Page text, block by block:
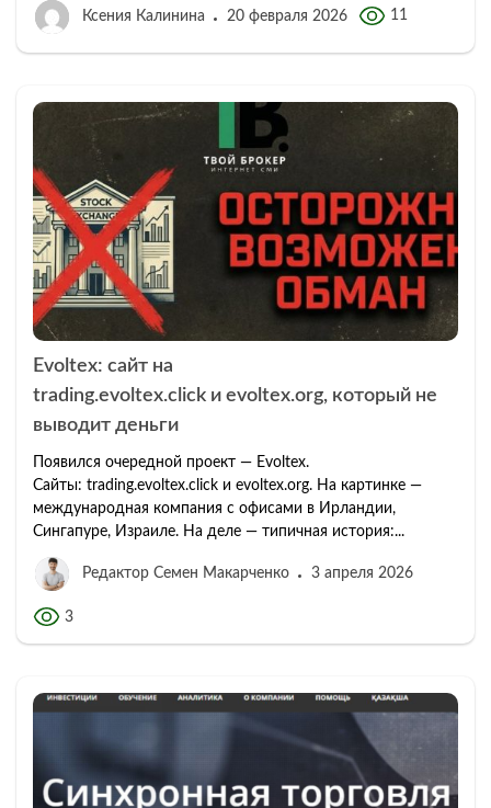
Ксения Калинина 20 февраля 2026 11
Evoltex: сайт на
trading.evoltex.click и evoltex.org, который не
выводит деньги
Появился очередной проект — Evoltex.
Сайты: trading.evoltex.click и evoltex.org. На картинке —
международная компания с офисами в Ирландии,
Сингапуре, Израиле. На деле — типичная история:...
Редактор Семен Макарченко 3 апреля 2026
3